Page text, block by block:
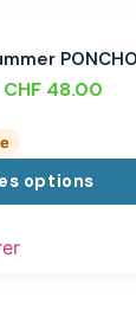
PONCHO
CHF 48.00
options